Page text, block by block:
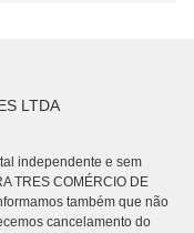
LTDA
independente e sem
TRES COMÉRCIO DE
também que não
cancelamento do